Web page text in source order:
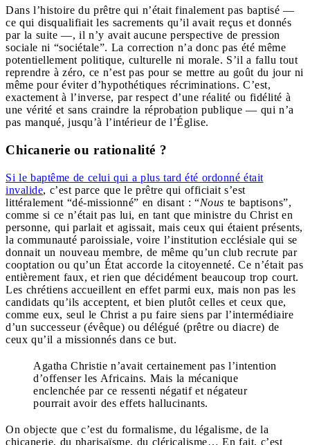
Dans l’histoire du prêtre qui n’était finalement pas baptisé —
ce qui disqualifiait les sacrements qu’il avait reçus et donnés
par la suite —, il n’y avait aucune perspective de pression
sociale ni “sociétale”. La correction n’a donc pas été même
potentiellement politique, culturelle ni morale. S’il a fallu tout
reprendre à zéro, ce n’est pas pour se mettre au goût du jour ni
même pour éviter d’hypothétiques récriminations. C’est,
exactement à l’inverse, par respect d’une réalité ou fidélité à
une vérité et sans craindre la réprobation publique — qui n’a
pas manqué, jusqu’à l’intérieur de l’Église.
Chicanerie ou rationalité ?
Si le baptême de celui qui a plus tard été ordonné était
invalide, c’est parce que le prêtre qui officiait s’est
littéralement “dé-missionné” en disant : “Nous te baptisons”,
comme si ce n’était pas lui, en tant que ministre du Christ en
personne, qui parlait et agissait, mais ceux qui étaient présents,
la communauté paroissiale, voire l’institution ecclésiale qui se
donnait un nouveau membre, de même qu’un club recrute par
cooptation ou qu’un État accorde la citoyenneté. Ce n’était pas
entièrement faux, et rien que décidément beaucoup trop court.
Les chrétiens accueillent en effet parmi eux, mais non pas les
candidats qu’ils acceptent, et bien plutôt celles et ceux que,
comme eux, seul le Christ a pu faire siens par l’intermédiaire
d’un successeur (évêque) ou délégué (prêtre ou diacre) de
ceux qu’il a missionnés dans ce but.
Agatha Christie n’avait certainement pas l’intention
d’offenser les Africains. Mais la mécanique
enclenchée par ce ressenti négatif et négateur
pourrait avoir des effets hallucinants.
On objecte que c’est du formalisme, du légalisme, de la
chicanerie, du pharisaïsme, du cléricalisme… En fait, c’est